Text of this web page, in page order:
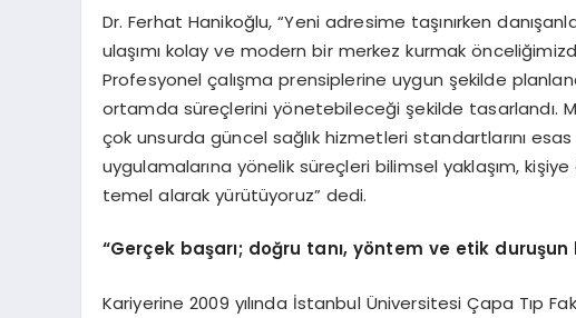
Dr. Ferhat Hanikoğlu, “Yeni adresime taşınırken
ulaşımı kolay ve modern bir merkez kurmak
Profesyonel çalışma prensiplerine uygun şekilde
ortamda süreçlerini yönetebileceği şekilde tasarlandı.
çok unsurda güncel sağlık hizmetleri standartlarını
uygulamalarına yönelik süreçleri bilimsel yaklaşım,
temel alarak yürütüyoruz” dedi.
“Gerçek başarı; doğru tanı, yöntem ve etik duruşun
Kariyerine 2009 yılında İstanbul Üniversitesi Çapa Tıp